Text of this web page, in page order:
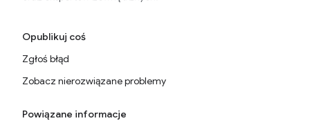
Opublikuj coś
Zgłoś błąd
Zobacz nierozwiązane problemy
Powiązane informacje